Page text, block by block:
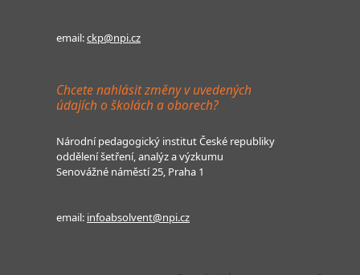
email:ckp@npi.cz
Chcete nahlásit změny v uvedených
údajích o školách a oborech?
Národní pedagogický institut České republiky
oddělení šetření, analýz a výzkumu
Senovážné náměstí 25, Praha 1
email: infoabsolvent@npi.cz